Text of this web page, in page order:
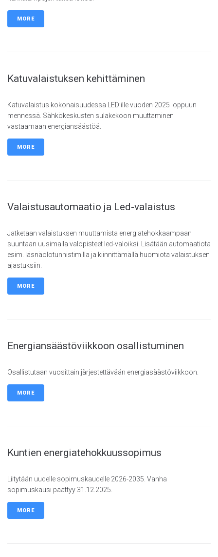
MORE
Katuvalaistuksen kehittäminen
Katuvalaistus kokonaisuudessa LED:ille vuoden 2025 loppuun
mennessä. Sähkökeskusten sulakekoon muuttaminen
vastaamaan energiansäästöä.
MORE
Valaistusautomaatio ja Led-valaistus
Jatketaan valaistuksen muuttamista energiatehokkaampaan
suuntaan uusimalla valopisteet led-valoiksi. Lisätään automaatiota
esim. läsnäolotunnistimilla ja kiinnittämällä huomiota valaistuksen
ajastuksiin.
MORE
Energiansäästöviikkoon osallistuminen
Osallistutaan vuosittain järjestettävään energiasäästöviikkoon.
MORE
Kuntien energiatehokkuussopimus
Liitytään uudelle sopimuskaudelle 2026-2035. Vanha
sopimuskausi päättyy 31.12.2025.
MORE